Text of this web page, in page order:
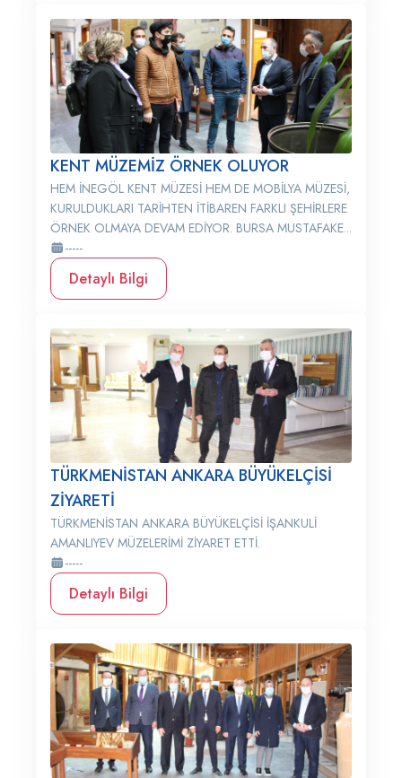
KENT MÜZEMİZ ÖRNEK OLUYOR
HEM İNEGÖL KENT MÜZESİ HEM DE MOBİLYA MÜZESİ,
KURULDUKLARI TARİHTEN İTİBAREN FARKLI ŞEHİRLERE
ÖRNEK OLMAYA DEVAM EDİYOR. BURSA MUSTAFAKE...
-----
Detaylı Bilgi
TÜRKMENİSTAN ANKARA BÜYÜKELÇİSİ
ZİYARETİ
TÜRKMENİSTAN ANKARA BÜYÜKELÇİSİ İŞANKULİ
AMANLIYEV MÜZELERİMİ ZİYARET ETTİ.
-----
Detaylı Bilgi